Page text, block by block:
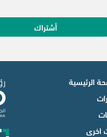
أشتراك
الرئيسية
اخرى